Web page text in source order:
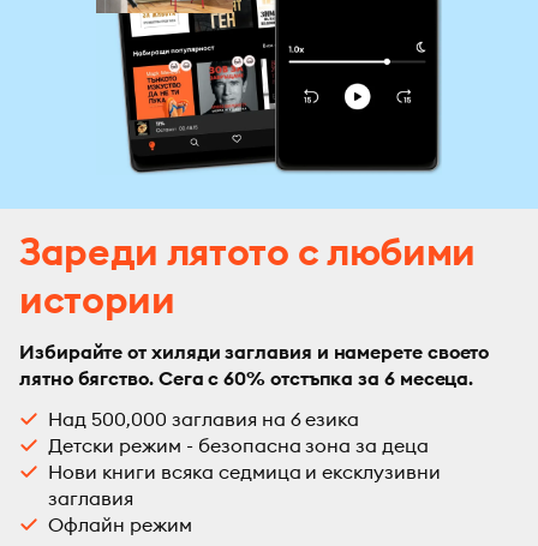
Зареди лятото с любими
истории
Избирайте от хиляди заглавия и намерете своето
лятно бягство. Сега с 60% отстъпка за 6 месеца.
Над 500,000 заглавия на 6 езика
Детски режим - безопасна зона за деца
Нови книги всяка седмица и ексклузивни
заглавия
Офлайн режим